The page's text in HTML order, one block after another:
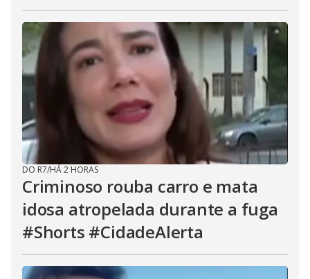
DO R7/HÁ 2 HORAS
Criminoso rouba carro e mata
idosa atropelada durante a fuga
#Shorts #CidadeAlerta